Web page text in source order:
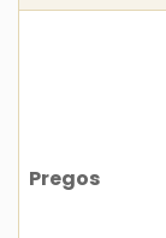
Pregos